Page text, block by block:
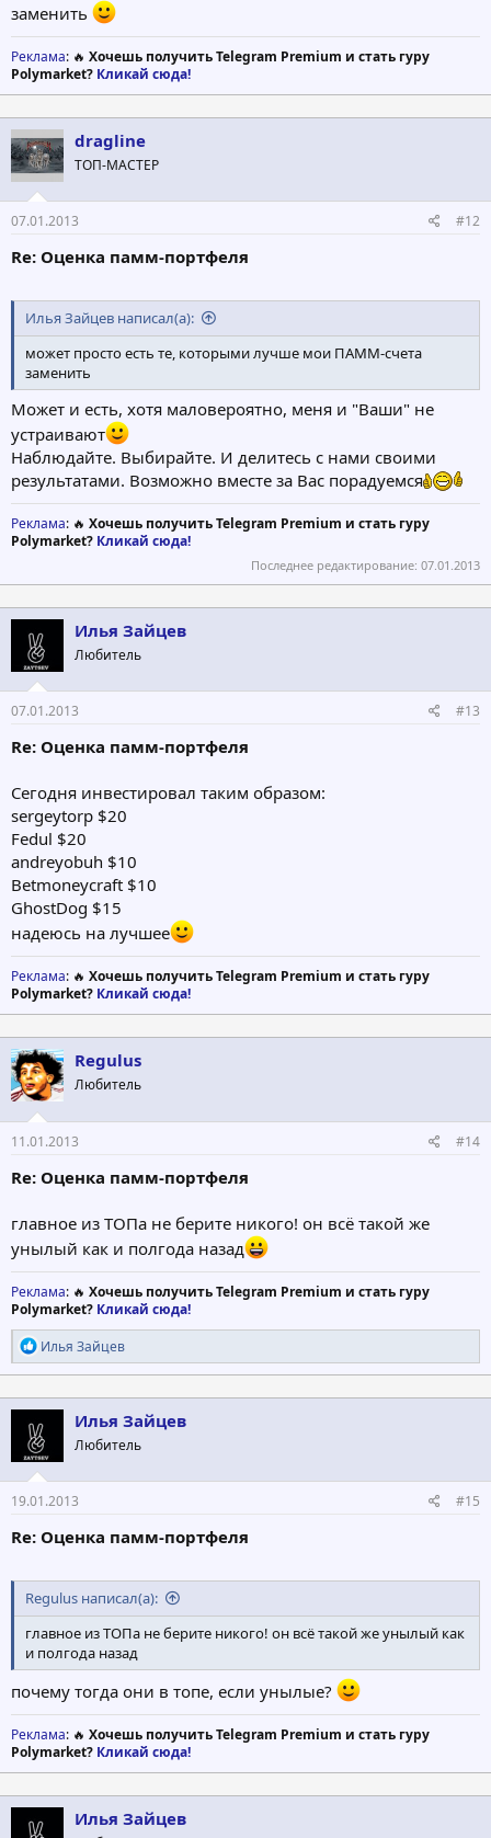
заменить
Реклама: 🔥 Хочешь получить Telegram Premium и стать гуру
Polymarket? Кликай сюда!
dragline
ТОП-МАСТЕР
07.01.2013 #12
Re: Оценка памм-портфеля
Илья Зайцев написал(а):
может просто есть те, которыми лучше мои ПАММ-счета
заменить
Может и есть, хотя маловероятно, меня и "Ваши" не
устраивают
Наблюдайте. Выбирайте. И делитесь с нами своими
результатами. Возможно вместе за Вас порадуемся
Реклама: 🔥 Хочешь получить Telegram Premium и стать гуру
Polymarket? Кликай сюда!
Последнее редактирование: 07.01.2013
Илья Зайцев
Любитель
07.01.2013 #13
Re: Оценка памм-портфеля
Сегодня инвестировал таким образом:
sergeytorp $20
Fedul $20
andreyobuh $10
Betmoneycraft $10
GhostDog $15
надеюсь на лучшее
Реклама: 🔥 Хочешь получить Telegram Premium и стать гуру
Polymarket? Кликай сюда!
Regulus
Любитель
11.01.2013 #14
Re: Оценка памм-портфеля
главное из ТОПа не берите никого! он всё такой же
унылый как и полгода назад
Реклама: 🔥 Хочешь получить Telegram Premium и стать гуру
Polymarket? Кликай сюда!
Р
е
а
к
ц
и
и
:
Илья Зайцев
Илья Зайцев
Любитель
19.01.2013 #15
Re: Оценка памм-портфеля
Regulus написал(а):
главное из ТОПа не берите никого! он всё такой же унылый как
и полгода назад
почему тогда они в топе, если унылые?
Реклама: 🔥 Хочешь получить Telegram Premium и стать гуру
Polymarket? Кликай сюда!
Илья Зайцев